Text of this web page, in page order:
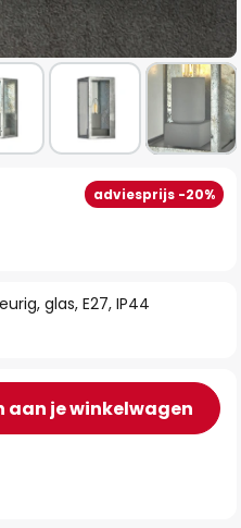
glas, E27, IP44
adviesprijs -20%
aan je winkelwagen